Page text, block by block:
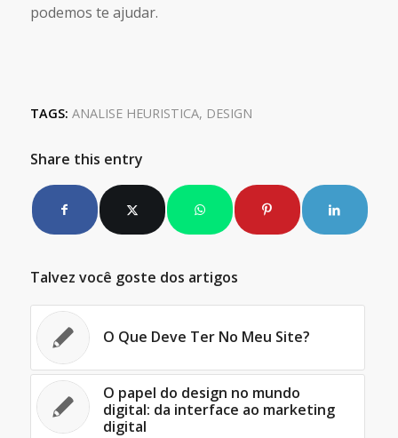
podemos te ajudar.
TAGS: ANALISE HEURISTICA, DESIGN
Share this entry
Talvez você goste dos artigos
O Que Deve Ter No Meu Site?
O papel do design no mundo
digital: da interface ao marketing
digital